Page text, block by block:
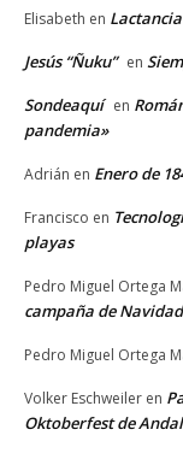
Elisabeth en
Jesús “Ñuku” en
Sondeaquí en
pandemia»
Adrián en Enero de
Francisco en
playas
Pedro Miguel Ortega
campaña de Navidad
Pedro Miguel Ortega
Volker Eschweiler en
Oktoberfest de